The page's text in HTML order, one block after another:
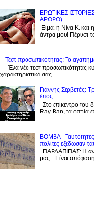
ΕΡΩΤΙΚΕΣ
ΑΡΘΡΟ)
Είμαι η Νίνα Κ. και
άντρα μου! Πέρυσι το
Τεστ προσωπικότητας: Το
Ένα νέο τεστ προσωπικότητας
χαρακτηριστικά σας.
Γιάννης Σερβετάς:
έπος
Στο επίκεντρο του
Ray-Ban, τα οποία
BOMBA -
πολίτες εξέδωσαν
ΠΑΡΛΑΠΙΠΑΣ: Η
μας... Είναι